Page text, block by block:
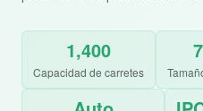
1,400
Capacidad de carretes